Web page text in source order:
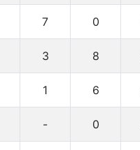
7 0
3 8
1 6
- 0